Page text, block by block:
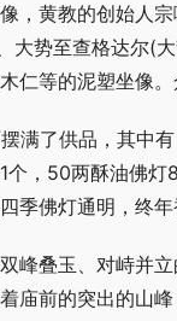
，黄教的创始人
大势至查格达尔(
仁等的泥塑坐像。
满了供品，其中
个，50两酥油佛
季佛灯通明，终年
峰叠玉、对峙并
庙前的突出的山峰